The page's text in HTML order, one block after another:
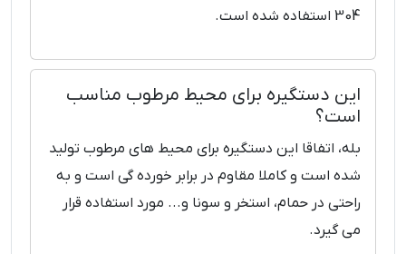
304 استفاده شده است.
این دستگیره برای محیط مرطوب مناسب
است؟
بله، اتفاقا این دستگیره برای محیط های مرطوب تولید
شده است و کاملا مقاوم در برابر خورده گی است و به
راحتی در حمام، استخر و سونا و... مورد استفاده قرار
می گیرد.